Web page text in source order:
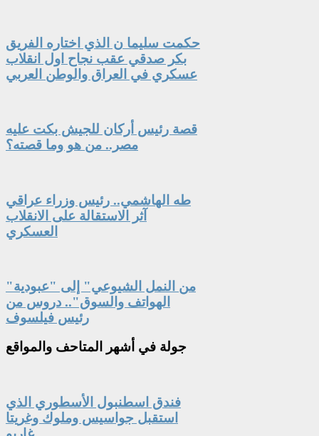
حكمت سليما ن الذي اختاره الفريق
بكر صدقي عقب نجاح اول انقلاب
عسكري في العراق والوطن العربي
قصة رئيس أركان للجيش بكت عليه
مصر.. من هو وما قصته؟
طه الهاشمي.. رئيس وزراء عراقي
آثر الاستقالة على الانقلاب
العسكري
"من النمل الشيوعي" إلى "عبودية
الهواتف والسوق".. دروس من
رئيس فيلسوف
جولة في أشهر المتاحف والمواقع
فندق اسطنبول الأسطوري الذي
استقبل جواسيس وملوك وغريتا